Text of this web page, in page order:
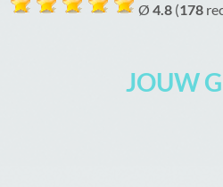
Ø 4.8 (178
JOUW